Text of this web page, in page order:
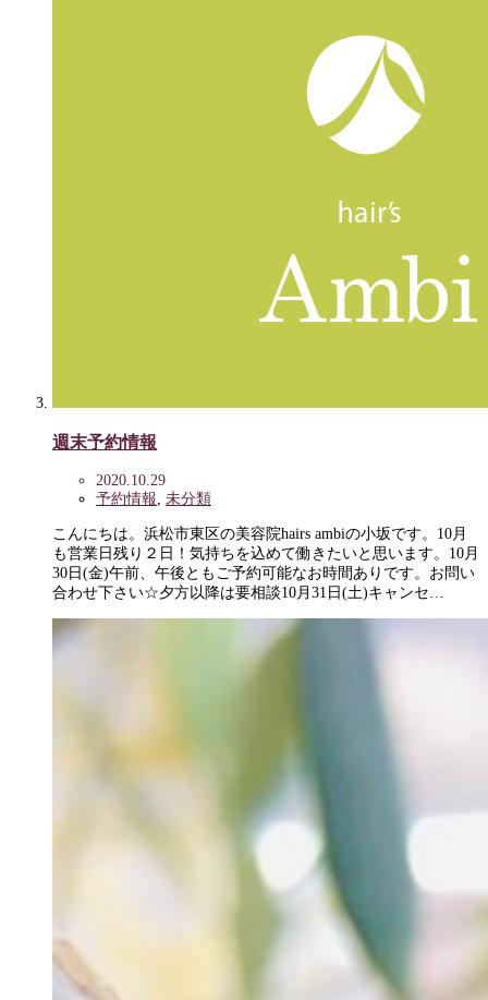
週末予約情報
2020.10.29
予約情報, 未分類
こんにちは。浜松市東区の美容院hairs ambiの小坂です。10月
も営業日残り２日！気持ちを込めて働きたいと思います。10月
30日(金)午前、午後ともご予約可能なお時間ありです。お問い
合わせ下さい☆夕方以降は要相談10月31日(土)キャンセ…